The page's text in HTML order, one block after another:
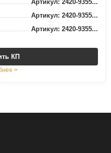
Артикул: 2420-9355...
Артикул: 2420-9355...
Артикул: 2420-9355...
КП
>